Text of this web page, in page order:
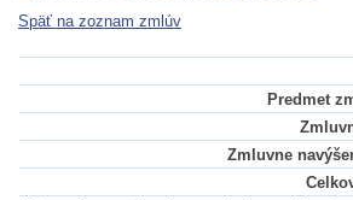
Späť na zoznam zmlúv
Predmet
Zmluvne